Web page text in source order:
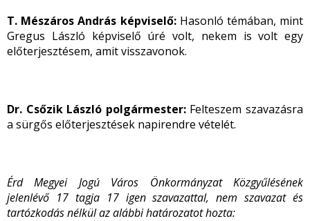
T. Mészáros András képviselő: Hasonló témában, mint
Gregus László képviselő úré volt, nekem is volt egy
előterjesztésem, amit visszavonok.
Dr. Csőzik László polgármester:Felteszem szavazásra
a sürgős előterjesztések napirendre vételét.
Érd Megyei Jogú Város Önkormányzat Közgyűlésének
jelenlévő 17 tagja 17 igen szavazattal, nem szavazat és
tartózkodás nélkül az alábbi határozatot hozta: